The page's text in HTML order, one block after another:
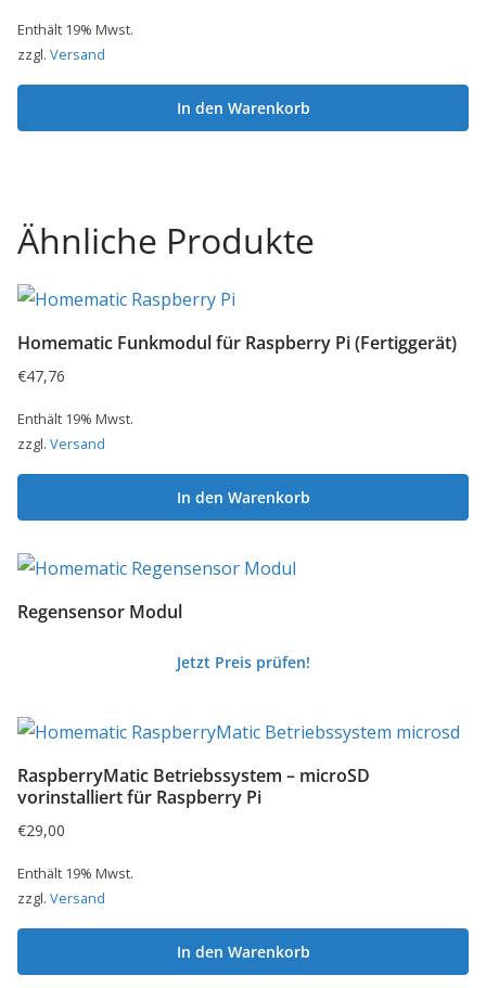
Enthält 19% Mwst.
zzgl. Versand
In den Warenkorb
Ähnliche Produkte
Homematic Funkmodul für Raspberry Pi (Fertiggerät)
€47,76
Enthält 19% Mwst.
zzgl. Versand
In den Warenkorb
Regensensor Modul
Jetzt Preis prüfen!
RaspberryMatic Betriebssystem – microSD
vorinstalliert für Raspberry Pi
€29,00
Enthält 19% Mwst.
zzgl. Versand
In den Warenkorb